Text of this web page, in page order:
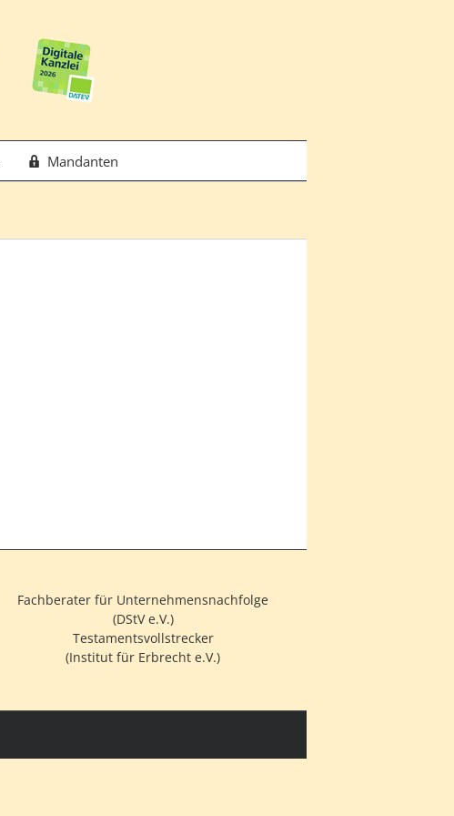
Mandanten
Fachberater für Unternehmensnachfolge
(DStV e.V.)
Testamentsvollstrecker
(Institut für Erbrecht e.V.)